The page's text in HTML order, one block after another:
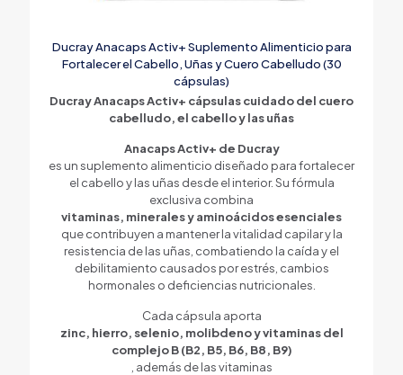
Ducray Anacaps Activ+ Suplemento Alimenticio para
Fortalecer el Cabello, Uñas y Cuero Cabelludo (30
cápsulas)
Ducray Anacaps Activ+ cápsulas cuidado del cuero
cabelludo, el cabello y las uñas
Anacaps Activ+ de Ducray
es un suplemento alimenticio diseñado para fortalecer
el cabello y las uñas desde el interior. Su fórmula
exclusiva combina
vitaminas, minerales y aminoácidos esenciales
que contribuyen a mantener la vitalidad capilar y la
resistencia de las uñas, combatiendo la caída y el
debilitamiento causados por estrés, cambios
hormonales o deficiencias nutricionales.
Cada cápsula aporta
zinc, hierro, selenio, molibdeno y vitaminas del
complejo B (B2, B5, B6, B8, B9)
, además de las vitaminas